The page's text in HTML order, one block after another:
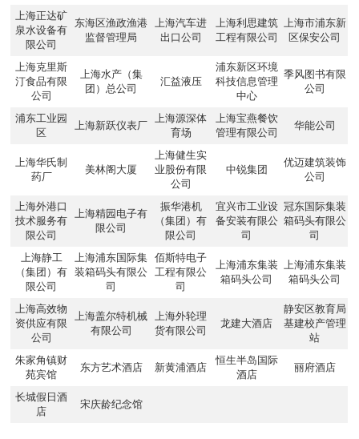
上海正达矿
泉水设备有
限公司
东海区渔政渔港
监督管理局
上海汽车进
出口公司
上海利思建筑
工程有限公司
上海市浦东新
区保安公司
上海克里斯
汀食品有限
公司
上海水产（集
团）总公司
汇益液压
浦东新区环境
科技信息管理
中心
季风图书有限
公司
浦东工业园
区
上海新跃仪表厂
上海源深体
育场
上海宝燕餐饮
管理有限公司
华能公司
上海华氏制
药厂
美林阁大厦
上海健生实
业股份有限
公司
中锐集团
优迈建筑装饰
公司
上海外港口
技术服务有
限公司
上海精园电子有
限公司
振华港机
（集团）有
限公司
宜兴市工业设
备安装有限公
司
冠东国际集装
箱码头有限公
司
上海静工
（集团）有
限公司
上海浦东国际集
装箱码头有限公
司
佰斯特电子
工程有限公
司
上海浦东集装
箱码头公司
上海浦东集装
箱码头公司
上海高效物
资供应有限
公司
上海盖尔特机械
有限公司
上海外轮理
货有限公司
龙建大酒店
静安区教育局
基建校产管理
站
朱家角镇财
苑宾馆
东方艺术酒店 新黄浦酒店
恒生半岛国际
酒店
丽府酒店
长城假日酒
店
宋庆龄纪念馆